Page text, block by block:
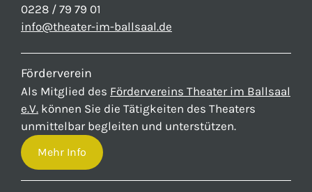
0228 / 79 79 01
info@theater-im-ballsaal.de
Förderverein
Als Mitglied des Fördervereins Theater im Ballsaal
e.V. können Sie die Tätigkeiten des Theaters
unmittelbar begleiten und unterstützen.
Mehr Info